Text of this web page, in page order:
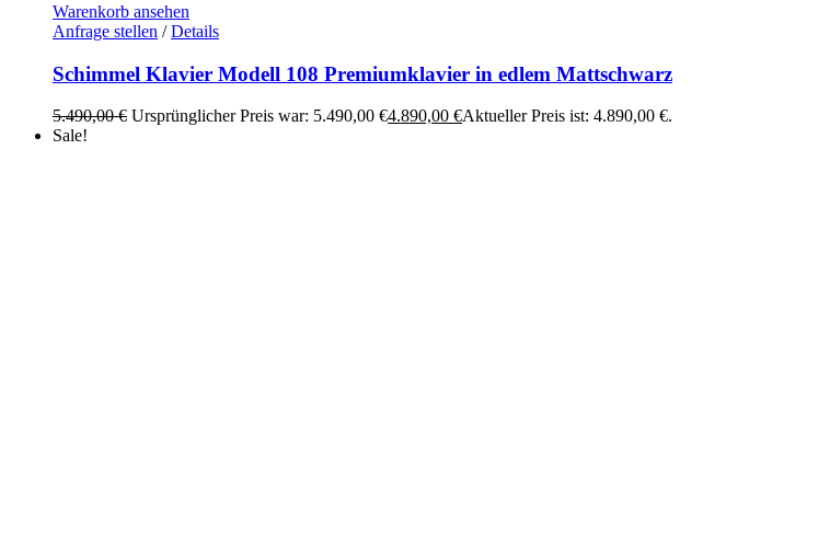
Warenkorb ansehen
Anfrage stellen / Details
Schimmel Klavier Modell 108 Premiumklavier in edlem Mattschwarz
5.490,00€ Ursprünglicher Preis war: 5.490,00 €4.890,00 €Aktueller Preis ist: 4.890,00 €.
Sale!